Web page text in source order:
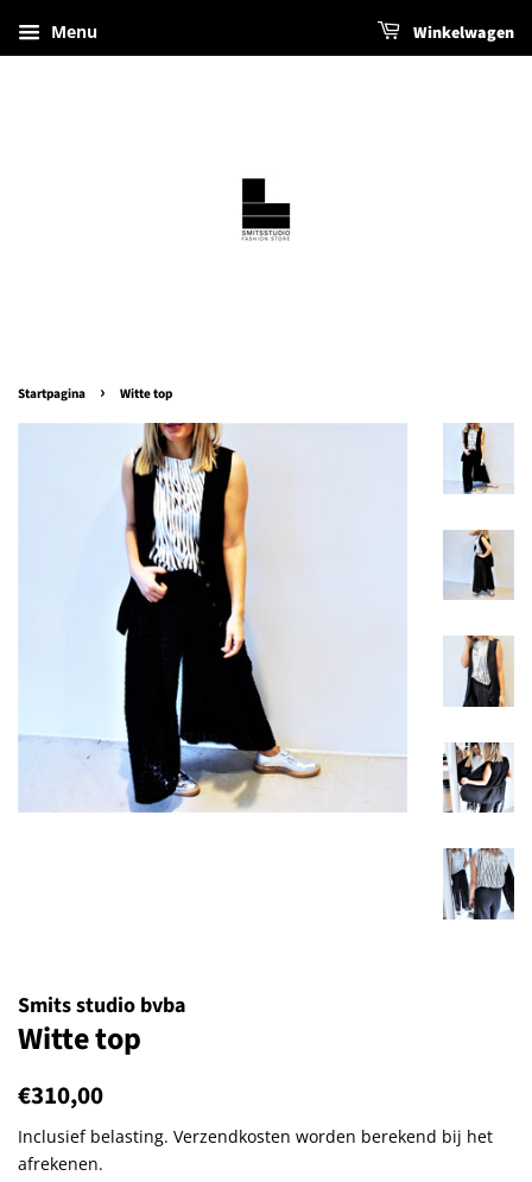
Menu Winkelwagen
Startpagina › Witte top
Smits studio bvba
Witte top
Normale
€310,00
Inclusief belasting. Verzendkosten worden berekend bij het
afrekenen.